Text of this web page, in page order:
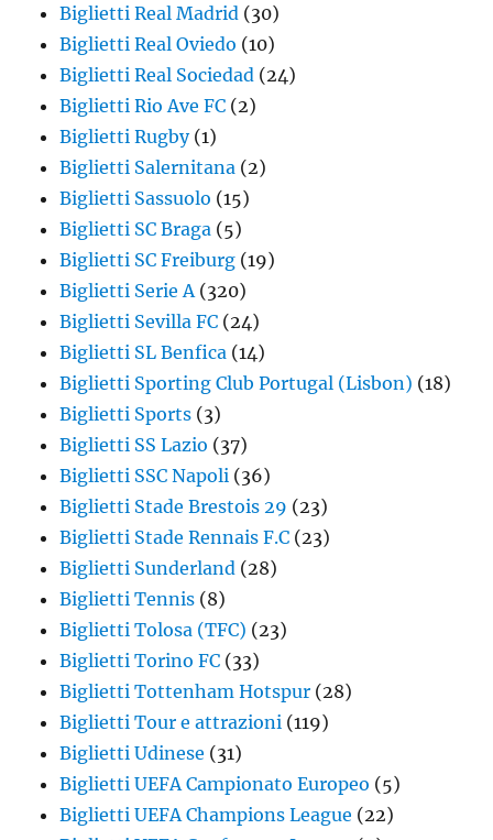
Biglietti Real Madrid (30)
Biglietti Real Oviedo (10)
Biglietti Real Sociedad (24)
Biglietti Rio Ave FC (2)
Biglietti Rugby(1)
Biglietti Salernitana (2)
Biglietti Sassuolo (15)
Biglietti SC Braga (5)
Biglietti SC Freiburg (19)
Biglietti Serie A (320)
Biglietti Sevilla FC (24)
Biglietti SL Benfica (14)
Biglietti Sporting Club Portugal (Lisbon) (18)
Biglietti Sports (3)
Biglietti SS Lazio (37)
Biglietti SSC Napoli (36)
Biglietti Stade Brestois 29 (23)
Biglietti Stade Rennais F.C (23)
Biglietti Sunderland (28)
Biglietti Tennis (8)
Biglietti Tolosa (TFC) (23)
Biglietti Torino FC (33)
Biglietti Tottenham Hotspur (28)
Biglietti Tour e attrazioni (119)
Biglietti Udinese (31)
Biglietti UEFA Campionato Europeo (5)
Biglietti UEFA Champions League (22)